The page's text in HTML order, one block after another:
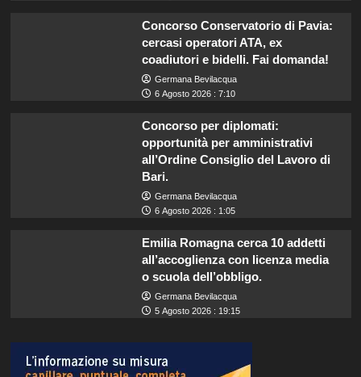
Concorso Conservatorio di Pavia:
cercasi operatori ATA, ex
coadiutori e bidelli. Fai domanda!
Germana Bevilacqua
6 Agosto 2026 : 7:10
Concorso per diplomati:
opportunità per amministrativi
all’Ordine Consiglio del Lavoro di
Bari.
Germana Bevilacqua
6 Agosto 2026 : 1:05
Emilia Romagna cerca 10 addetti
all’accoglienza con licenza media
o scuola dell’obbligo.
Germana Bevilacqua
5 Agosto 2026 : 19:15